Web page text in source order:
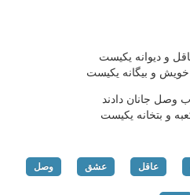
و دیوانه یکیست
و بیگانه یکیست
وصل جانان دادند
و بتخانه یکیست
عاقل عشق وصل